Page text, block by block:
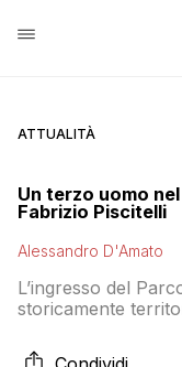
ATTUALITÀ
Un terzo uomo
Fabrizio Piscitelli
Alessandro D'Amato
L’ingresso del
storicamente
quantomeno